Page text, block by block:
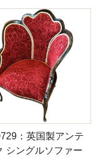
：英国製アンテ
シングルソファー